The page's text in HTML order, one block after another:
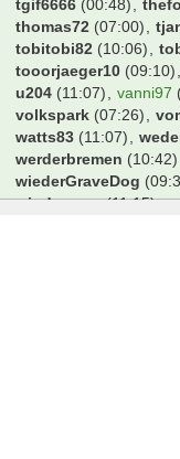
tgif6666 (00:48)
thomas72 (07:00)
tobitobi82 (10:06)
tooorjaeger10 (09:10)
u204 (11:07) vanni97
volkspark (07:26)
watts83 (11:07)
werderbremen (10:42)
wiederGraveDog